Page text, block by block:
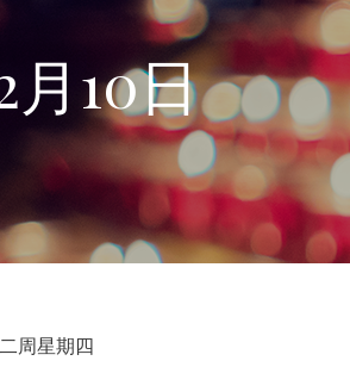
月10日
周星期四